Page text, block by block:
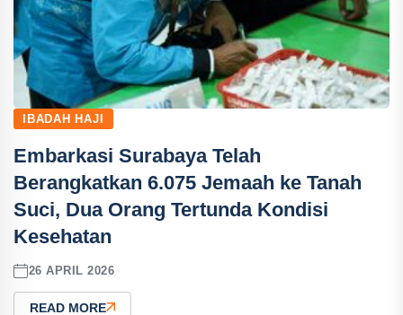
IBADAH HAJI
Embarkasi Surabaya Telah
Berangkatkan 6.075 Jemaah ke Tanah
Suci, Dua Orang Tertunda Kondisi
Kesehatan
26 APRIL 2026
READ MORE